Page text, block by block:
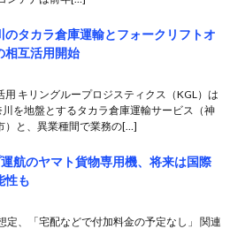
のタカラ倉庫運輸とフォークリフトオ
相互活用開始
用 キリングループロジスティクス（KGL）は
を地盤とするタカラ倉庫運輸サービス（神
）と、異業種間で業務の[…]
航のヤマト貨物専用機、将来は国際
性も
定、「宅配などで付加料金の予定なし」 関連